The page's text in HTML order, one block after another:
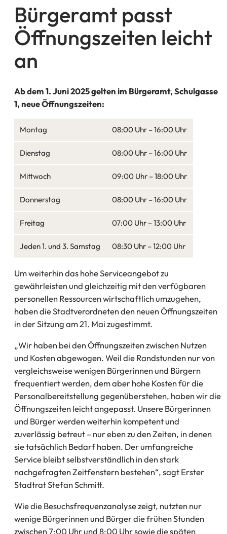
Bürgeramt passt
Öffnungszeiten leicht
an
Ab dem 1. Juni 2025 gelten im Bürgeramt, Schulgasse
1, neue Öffnungszeiten:
Montag 08:00 Uhr – 16:00 Uhr
Dienstag 08:00 Uhr – 16:00 Uhr
Mittwoch 09:00 Uhr – 18:00 Uhr
Donnerstag 08:00 Uhr – 16:00 Uhr
Freitag 07:00 Uhr – 13:00 Uhr
Jeden 1. und 3. Samstag 08:30 Uhr – 12:00 Uhr
Um weiterhin das hohe Serviceangebot zu
gewährleisten und gleichzeitig mit den verfügbaren
personellen Ressourcen wirtschaftlich umzugehen,
haben die Stadtverordneten den neuen Öffnungszeiten
in der Sitzung am 21. Mai zugestimmt.
„Wir haben bei den Öffnungszeiten zwischen Nutzen
und Kosten abgewogen. Weil die Randstunden nur von
vergleichsweise wenigen Bürgerinnen und Bürgern
frequentiert werden, dem aber hohe Kosten für die
Personalbereitstellung gegenüberstehen, haben wir die
Öffnungszeiten leicht angepasst. Unsere Bürgerinnen
und Bürger werden weiterhin kompetent und
zuverlässig betreut – nur eben zu den Zeiten, in denen
sie tatsächlich Bedarf haben. Der umfangreiche
Service bleibt selbstverständlich in den stark
nachgefragten Zeitfenstern bestehen“, sagt Erster
Stadtrat Stefan Schmitt.
Wie die Besuchsfrequenzanalyse zeigt, nutzten nur
wenige Bürgerinnen und Bürger die frühen Stunden
zwischen 7:00 Uhr und 8:00 Uhr sowie die späten